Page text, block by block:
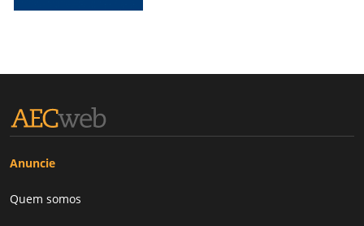
Anuncie
Quem somos